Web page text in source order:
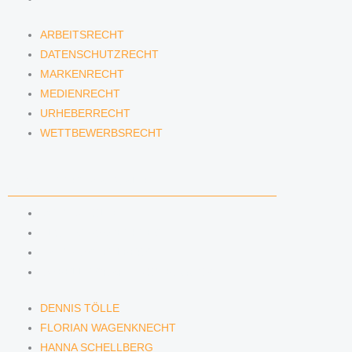
ARBEITSRECHT
DATENSCHUTZRECHT
MARKENRECHT
MEDIENRECHT
URHEBERRECHT
WETTBEWERBSRECHT
DENNIS TÖLLE
FLORIAN WAGENKNECHT
HANNA SCHELLBERG